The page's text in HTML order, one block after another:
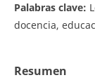
Palabras clave:
docencia,
Resumen